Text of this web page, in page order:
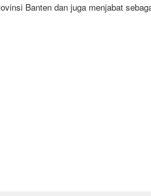
Banten dan juga menjabat